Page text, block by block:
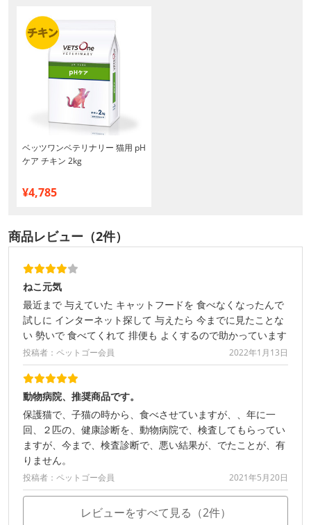
ベッツワンベテリナリー 猫用 pH
ケア チキン 2kg
¥4,785
商品レビュー（2件）
ねこ元気
最近まで 与えていた キャットフードを 食べなくなったんで
試しに インターネット探して 与えたら 今までに見たことな
い 勢いで 食べてくれて 排便も よくするので助かっています
投稿者：ペットゴー会員 2022年1月13日
動物病院、推奨商品です。
保護猫で、子猫の時から、食べさせていますが、、年に一
回、２匹の、健康診断を、動物病院で、検査してもらってい
ますが、今まで、検査診断で、悪い結果が、でたことが、有
りません。
投稿者：ペットゴー会員 2021年5月20日
レビューをすべて見る（2件）